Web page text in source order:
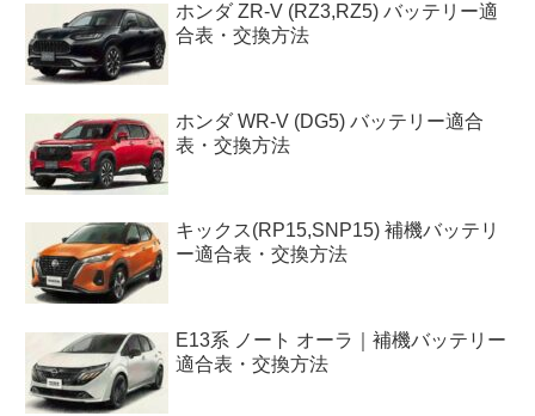
ホンダ ZR-V (RZ3,RZ5) バッテリー適
合表・交換方法
ホンダ WR-V (DG5) バッテリー適合
表・交換方法
キックス(RP15,SNP15) 補機バッテリ
ー適合表・交換方法
E13系 ノート オーラ｜補機バッテリー
適合表・交換方法